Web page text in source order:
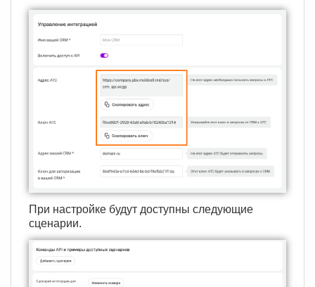
При настройке будут доступны следующие
сценарии.